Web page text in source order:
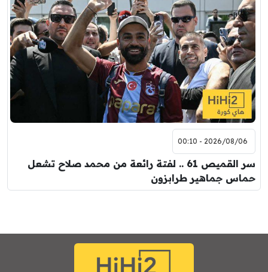
2026/08/06 - 00:10
سر القميص 61 .. لفتة رائعة من محمد صلاح تشعل
حماس جماهير طرابزون